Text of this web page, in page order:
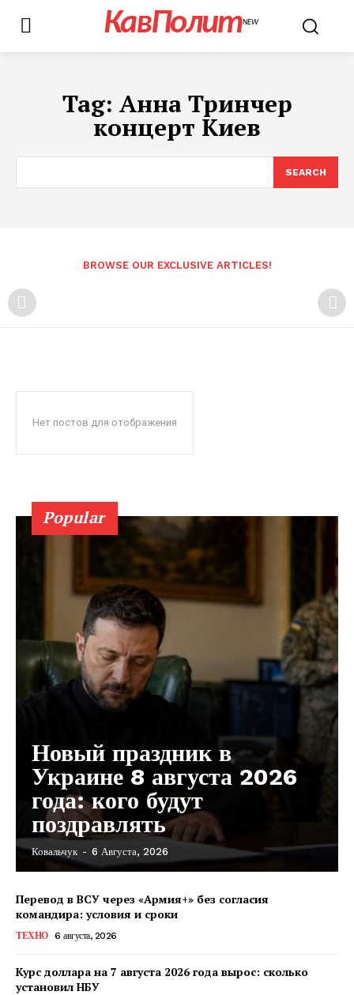
КавПолитNEW
Tag: Анна Тринчер
концерт Киев
SEARCH
BROWSE OUR EXCLUSIVE ARTICLES!
Нет постов для отображения
Popular
Новый праздник в
Украине 8 августа 2026
года: кого будут
поздравлять
Ковальчук - 6 Августа, 2026
Перевод в ВСУ через «Армия+» без согласия
командира: условия и сроки
ТЕХНО 6 августа, 2026
Курс доллара на 7 августа 2026 года вырос: сколько
установил НБУ